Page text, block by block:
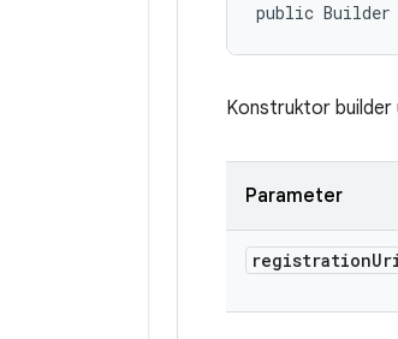
public
Konstruktor builder
Parameter
registration